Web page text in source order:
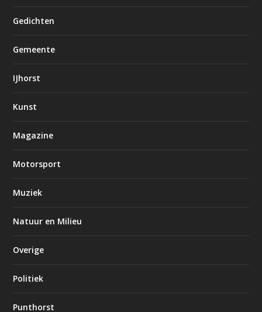
Gedichten
Gemeente
IJhorst
Kunst
Magazine
Motorsport
Muziek
Natuur en Milieu
Overige
Politiek
Punthorst